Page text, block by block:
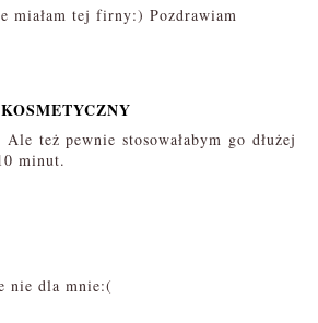
miałam tej firny:) Pozdrawiam
też pewnie stosowałabym go dłużej
minut.
nie dla mnie:(